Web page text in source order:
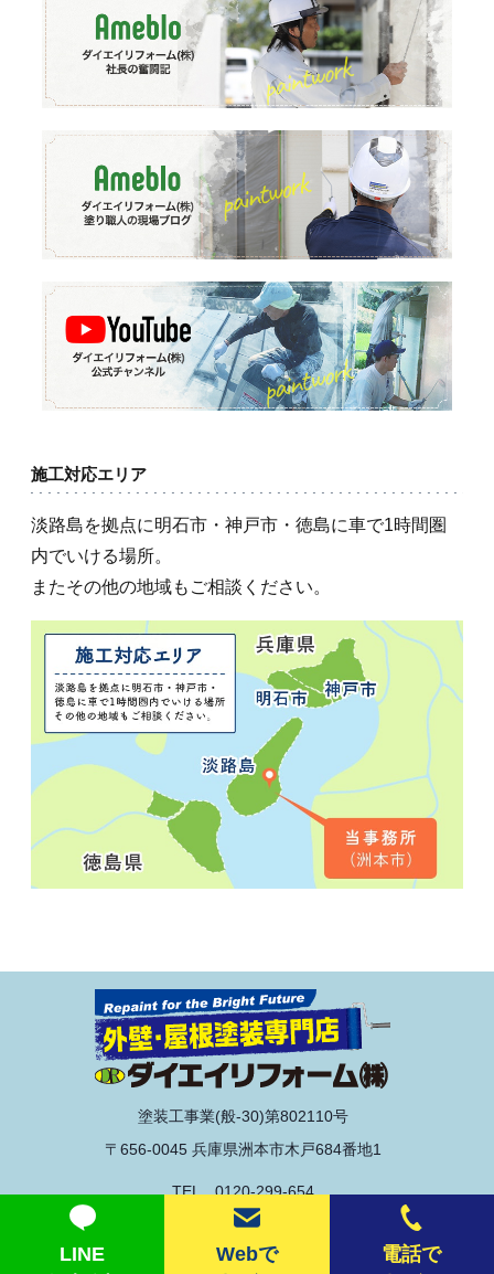
施工対応エリア
淡路島を拠点に明石市・神戸市・徳島に車で1時間圏
内でいける場所。
またその他の地域もご相談ください。
LINE
Webで
電話で
塗装工事業(般-30)第802110号
〒656-0045 兵庫県洲本市木戸684番地1
TEL 0120-299-654